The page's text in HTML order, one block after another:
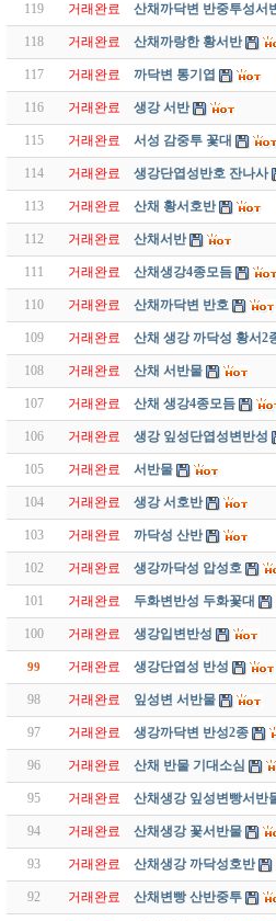
119 거래완료 산채까닥변 반중투성서
118 거래완료 산채까랑한 황서반
117 거래완료 까닥변 통기엽
116 거래완료 생강 서반
115 거래완료 서성 감중투 꽃대
114 거래완료 생강단엽성반호 잔나사
113 거래완료 산채 황서호반
112 거래완료 산채서반
111 거래완료 산채생강4종모듬
110 거래완료 산채까닥변 반호
109 거래완료 산채 생강 까닥성 황서2
108 거래완료 산채 서반물
107 거래완료 산채 생강4종모듬
106 거래완료 생강 잎성단엽성변반성
105 거래완료 서반물
104 거래완료 생강 서호반
103 거래완료 까닥성 산반
102 거래완료 생강까닥성 압성호
101 거래완료 두화변반성 두화꽃대
100 거래완료 생강입변반성
99 거래완료 생강단엽성 반성
98 거래완료 잎성변 서반물
97 거래완료 생강까닥변 반성2종
96 거래완료 산채 반물 기대소심
95 거래완료 산채생강 잎성변빵서반
94 거래완료 산채생강 꽃서반물
93 거래완료 산채생강 까닥성호반
92 거래완료 산채변빵 산반중투